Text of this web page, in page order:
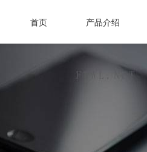
首页 产品介绍